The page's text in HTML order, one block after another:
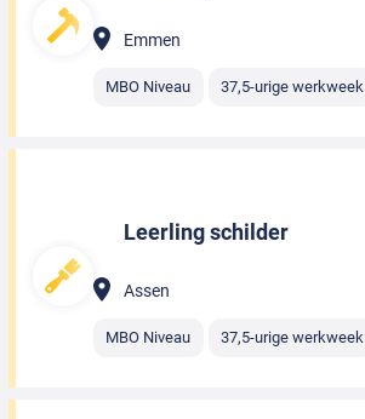
Emmen
MBO Niveau 37,5-urige werkweek
Leerling schilder
Assen
MBO Niveau 37,5-urige werkweek